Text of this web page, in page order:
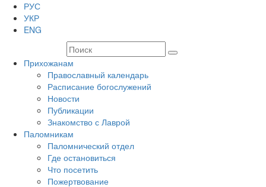
РУС
УКР
ENG
Прихожанам
Православный календарь
Расписание богослужений
Новости
Публикации
Знакомство с Лаврой
Паломникам
Паломнический отдел
Где остановиться
Что посетить
Пожертвование